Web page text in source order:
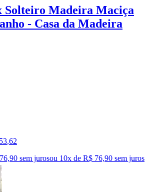
Solteiro Madeira Maciça
- Casa da Madeira
,62
sem jurosou 10x de R$ 76,90 sem juros